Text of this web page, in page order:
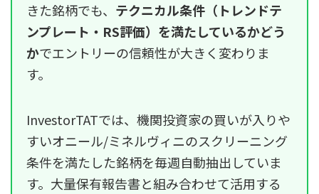
きた銘柄でも、 テクニカル条件（トレンドテ
ンプレート・RS評価）を満たしているかどう
かでエントリーの信頼性が大きく変わりま
す。
InvestorTATでは、機関投資家の買いが入りや
すいオニール/ミネルヴィニのスクリーニング
条件を満たした銘柄を毎週自動抽出していま
す。大量保有報告書と組み合わせて活用する